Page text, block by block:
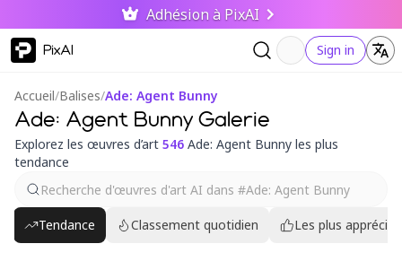
Adhésion à PixAI
PixAI Sign in
Accueil/Balises/Ade: Agent Bunny
Ade: Agent Bunny Galerie
Explorez les œuvres d’art 546 Ade: Agent Bunny les plus
tendance
Tendance Classement quotidien Les plus appréciés